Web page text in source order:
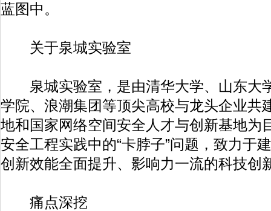
蓝图中。
关于泉城实验室
泉城实验室，是由清华大学、山东大
学院、浪潮集团等顶尖高校与龙头企业共
地和国家网络空间安全人才与创新基地为
安全工程实践中的“卡脖子”问题，致力于
创新效能全面提升、影响力一流的科技创
痛点深挖